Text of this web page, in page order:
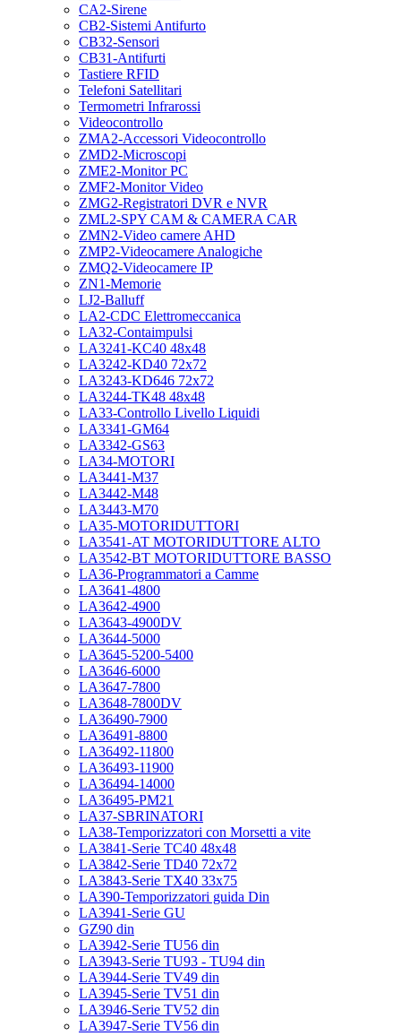
CA2-Sirene
CB2-Sistemi Antifurto
CB32-Sensori
CB31-Antifurti
Tastiere RFID
Telefoni Satellitari
Termometri Infrarossi
Videocontrollo
ZMA2-Accessori Videocontrollo
ZMD2-Microscopi
ZME2-Monitor PC
ZMF2-Monitor Video
ZMG2-Registratori DVR e NVR
ZML2-SPY CAM & CAMERA CAR
ZMN2-Video camere AHD
ZMP2-Videocamere Analogiche
ZMQ2-Videocamere IP
ZN1-Memorie
LJ2-Balluff
LA2-CDC Elettromeccanica
LA32-Contaimpulsi
LA3241-KC40 48x48
LA3242-KD40 72x72
LA3243-KD646 72x72
LA3244-TK48 48x48
LA33-Controllo Livello Liquidi
LA3341-GM64
LA3342-GS63
LA34-MOTORI
LA3441-M37
LA3442-M48
LA3443-M70
LA35-MOTORIDUTTORI
LA3541-AT MOTORIDUTTORE ALTO
LA3542-BT MOTORIDUTTORE BASSO
LA36-Programmatori a Camme
LA3641-4800
LA3642-4900
LA3643-4900DV
LA3644-5000
LA3645-5200-5400
LA3646-6000
LA3647-7800
LA3648-7800DV
LA36490-7900
LA36491-8800
LA36492-11800
LA36493-11900
LA36494-14000
LA36495-PM21
LA37-SBRINATORI
LA38-Temporizzatori con Morsetti a vite
LA3841-Serie TC40 48x48
LA3842-Serie TD40 72x72
LA3843-Serie TX40 33x75
LA390-Temporizzatori guida Din
LA3941-Serie GU
GZ90 din
LA3942-Serie TU56 din
LA3943-Serie TU93 - TU94 din
LA3944-Serie TV49 din
LA3945-Serie TV51 din
LA3946-Serie TV52 din
LA3947-Serie TV56 din